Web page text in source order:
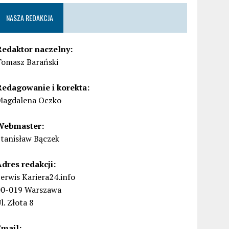
NASZA REDAKCJA
naczelny:
Barański
i korekta:
Oczko
Bączek
redakcji:
Kariera24.info
019 Warszawa
Złota 8